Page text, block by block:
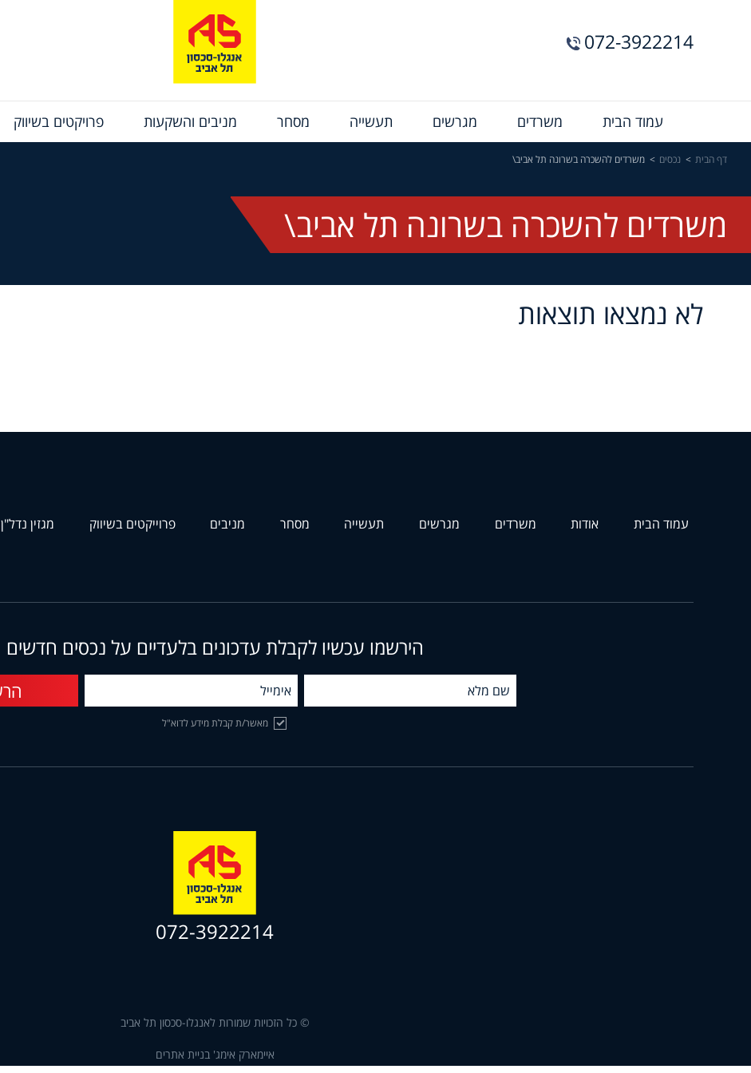
072-3922214
עמוד הבית משרדים מגרשים תעשייה מסחר מניבים והשקעות פרויקטים בשיווק
דף הבית נכסים משרדים להשכרה בשרונה תל אביב\
משרדים להשכרה בשרונה תל אביב\
לא נמצאו תוצאות
עמוד הבית אודות משרדים מגרשים תעשייה מסחר מניבים פרוייקטים בשיווק מגזין נדל"ן
הירשמו עכשיו לקבלת עדכונים בלעדיים על נכסים חדשים
מאשר/ת קבלת מידע לדוא"ל
072-3922214
© כל הזכויות שמורות לאנגלו-סכסון תל אביב
איימארק אימג' בניית אתרים